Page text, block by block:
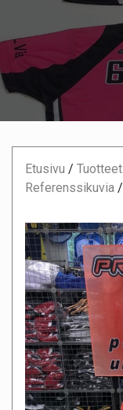
Etusivu / Tuotteet
Referenssikuvia /